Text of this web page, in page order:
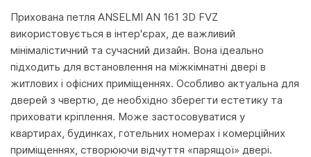
Прихована петля ANSELMI AN 161 3D FVZ
використовується в інтер'єрах, де важливий
мінімалістичний та сучасний дизайн. Вона ідеально
підходить для встановлення на міжкімнатні двері в
житлових і офісних приміщеннях. Особливо актуальна для
дверей з чвертю, де необхідно зберегти естетику та
приховати кріплення. Може застосовуватися у
квартирах, будинках, готельних номерах і комерційних
приміщеннях, створюючи відчуття «парящої» двері.